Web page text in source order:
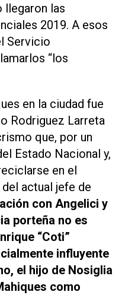
llegaron las
2019. A esos
Servicio
“los
en la ciudad fue
Rodriguez Larreta
que, por un
Estado Nacional y,
en el
actual jefe de
con Angelici y
porteña no es
“Coti”
influyente
el hijo de Nosiglia
como